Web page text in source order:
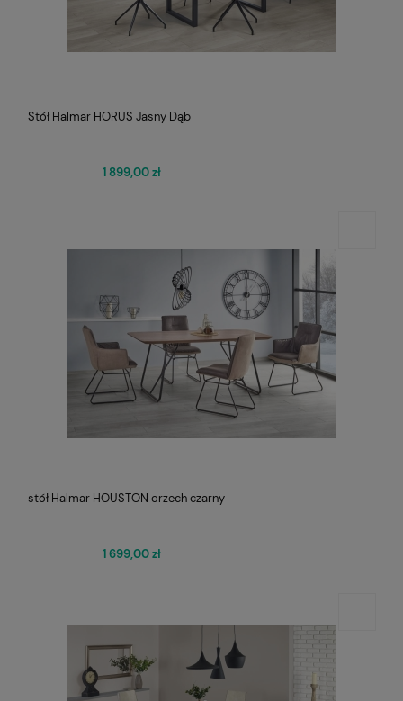
Stół Halmar HORUS Jasny Dąb
1 899,00 zł
stół Halmar HOUSTON orzech czarny
1 699,00 zł